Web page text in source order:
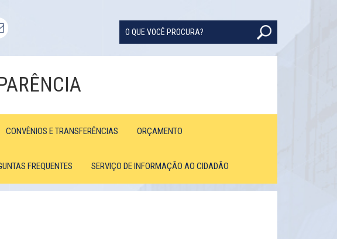
CONVÊNIOS E TRANSFERÊNCIAS ORÇAMENTO
FREQUENTES SERVIÇO DE INFORMAÇÃO AO CIDADÃO